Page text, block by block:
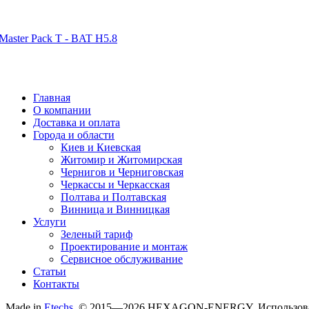
Главная
О компании
Доставка и оплата
Города и области
Киев и Киевская
Житомир и Житомирская
Чернигов и Черниговская
Черкассы и Черкасская
Полтава и Полтавская
Винница и Винницкая
Услуги
Зеленый тариф
Проектирование и монтаж
Сервисное обслуживание
Статьи
Контакты